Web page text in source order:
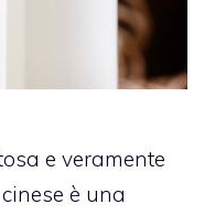
e veramente
è una